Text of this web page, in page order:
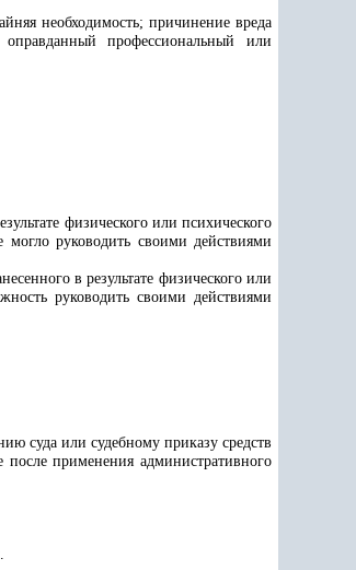
необходимость; причинение вреда
профессиональный или
физического или психического
руководить своими действиями
в результате физического или
руководить своими действиями
суда или судебному приказу средств
применения административного